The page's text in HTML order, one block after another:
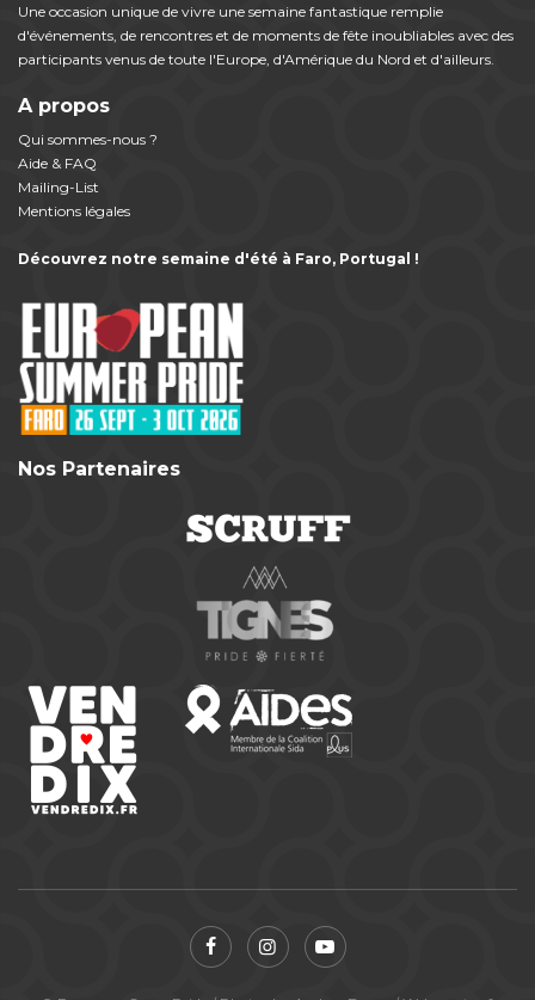
Une occasion unique de vivre une semaine fantastique remplie
d'événements, de rencontres et de moments de fête inoubliables avec des
participants venus de toute l'Europe, d'Amérique du Nord et d'ailleurs.
A propos
Qui sommes-nous ?
Aide & FAQ
Mailing-List
Mentions légales
Découvrez notre semaine d'été à Faro, Portugal !
Nos Partenaires